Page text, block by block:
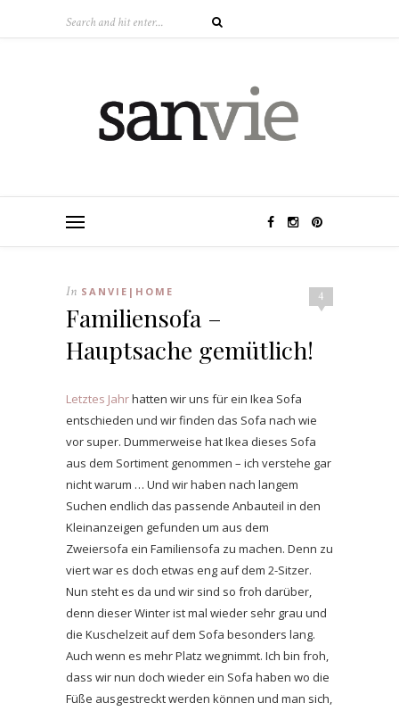
4
In SANVIE|HOME
Familiensofa –
Hauptsache gemütlich!
Letztes Jahrhatten wir uns für ein Ikea Sofa
entschieden und wir finden das Sofa nach wie
vor super. Dummerweise hat Ikea dieses Sofa
aus dem Sortiment genommen – ich verstehe gar
nicht warum … Und wir haben nach langem
Suchen endlich das passende Anbauteil in den
Kleinanzeigen gefunden um aus dem
Zweiersofa ein Familiensofa zu machen. Denn zu
viert war es doch etwas eng auf dem 2-Sitzer.
Nun steht es da und wir sind so froh darüber,
denn dieser Winter ist mal wieder sehr grau und
die Kuschelzeit auf dem Sofa besonders lang.
Auch wenn es mehr Platz wegnimmt. Ich bin froh,
dass wir nun doch wieder ein Sofa haben wo die
Füße ausgestreckt werden können und man sich,